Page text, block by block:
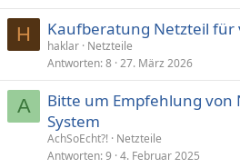
H Kaufberatung Netzteil für
haklar Netzteile
Antworten 8 27. März 2026
A
Bitte um Empfehlung von
System
AchSoEcht?! Netzteile
Antworten 9 4. Februar 2025